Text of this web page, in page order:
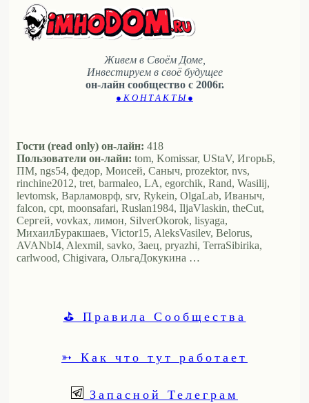
Живем в Своём Доме,
Инвестируем в своё будущее
он-лайн сообщество с 2006г.
● К О Н Т А К Т Ы ●
Гости (read only) он-лайн: 418
Пользователи он-лайн: tom, Komissar, UStaV, ИгорьБ,
ПМ, ngs54, федор, Моисей, Саныч, prozektor, nvs,
rinchine2012, tret, barmaleo, LA, egorchik, Rand, Wasilij,
levtomsk, Варламоврф, srv, Rykein, OlgaLab, Иваныч,
falcon, cpt, moonsafari, Ruslan1984, IljaVlaskin, theCut,
Сергей, vovkax, лимон, SilverOkorok, lisyaga,
МихаилБуракшаев, Victor15, AleksVasilev, Belorus,
AVANbI4, Alexmil, savko, Заец, pryazhi, TerraSibirika,
carlwood, Chigivara, ОльгаДокукина …
⛳ Правила Сообщества
➳ Как что тут работает
Запасной Телеграм